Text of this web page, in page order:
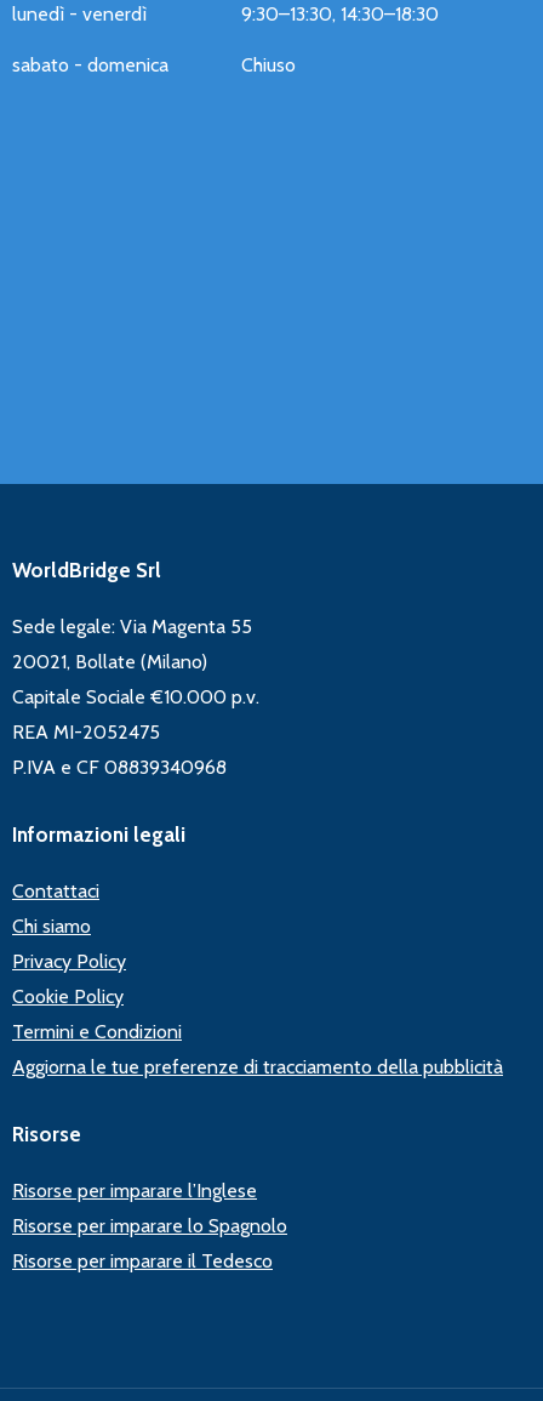
lunedì - venerdì 9:30–13:30, 14:30–18:30
sabato - domenica Chiuso
WorldBridge Srl
Sede legale: Via Magenta 55
20021, Bollate (Milano)
Capitale Sociale €10.000 p.v.
REA MI-2052475
P.IVA e CF 08839340968
Informazioni legali
Contattaci
Chi siamo
Privacy Policy
Cookie Policy
Termini e Condizioni
Aggiorna le tue preferenze di tracciamento della pubblicità
Risorse
Risorse per imparare l’Inglese
Risorse per imparare lo Spagnolo
Risorse per imparare il Tedesco